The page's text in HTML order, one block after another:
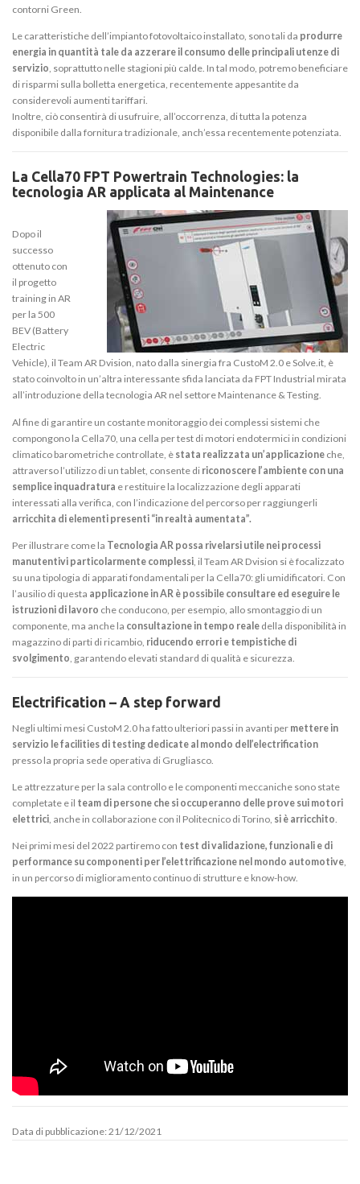
contorni Green.
Le caratteristiche dell’impianto fotovoltaico installato, sono tali da produrre
energia in quantità tale da azzerare il consumo delle principali utenze di
servizio, soprattutto nelle stagioni più calde. In tal modo, potremo beneficiare
di risparmi sulla bolletta energetica, recentemente appesantite da
considerevoli aumenti tariffari.
Inoltre, ciò consentirà di usufruire, all’occorrenza, di tutta la potenza
disponibile dalla fornitura tradizionale, anch’essa recentemente potenziata.
La Cella70 FPT Powertrain Technologies: la
tecnologia AR applicata al Maintenance
Dopo il
successo
ottenuto con
il progetto
training in AR
per la 500
BEV (Battery
Electric
Vehicle), il Team AR Dvision, nato dalla sinergia fra CustoM 2.0 e Solve.it, è
stato coinvolto in un’altra interessante sfida lanciata da FPT Industrial mirata
all’introduzione della tecnologia AR nel settore Maintenance & Testing.
Al fine di garantire un costante monitoraggio dei complessi sistemi che
compongono la Cella70, una cella per test di motori endotermici in condizioni
climatico barometriche controllate, è stata realizzata un’applicazione che,
attraverso l’utilizzo di un tablet, consente di riconoscere l’ambiente con una
semplice inquadratura e restituire la localizzazione degli apparati
interessati alla verifica, con l’indicazione del percorso per raggiungerli
arricchita di elementi presenti “in realtà aumentata”.
Per illustrare come la Tecnologia AR possa rivelarsi utile nei processi
manutentivi particolarmente complessi , il Team AR Dvision si è focalizzato
su una tipologia di apparati fondamentali per la Cella70: gli umidificatori. Con
l’ausilio di questa applicazione in AR è possibile consultare ed eseguire le
istruzioni di lavoro che conducono, per esempio, allo smontaggio di un
componente, ma anche la consultazione in tempo reale della disponibilità in
magazzino di parti di ricambio, riducendo errori e tempistiche di
svolgimento , garantendo elevati standard di qualità e sicurezza.
Electrification – A step forward
Negli ultimi mesi CustoM 2.0 ha fatto ulteriori passi in avanti per mettere in
servizio le facilities di testing dedicate al mondo dell’electrification
presso la propria sede operativa di Grugliasco.
Le attrezzature per la sala controllo e le componenti meccaniche sono state
completate e il team di persone che si occuperanno delle prove sui motori
elettrici, anche in collaborazione con il Politecnico di Torino, si è arricchito.
Nei primi mesi del 2022 partiremo con test di validazione, funzionali e di
performance su componenti per l’elettrificazione nel mondo automotive,
in un percorso di miglioramento continuo di strutture e know-how.
Data di pubblicazione: 21/12/2021